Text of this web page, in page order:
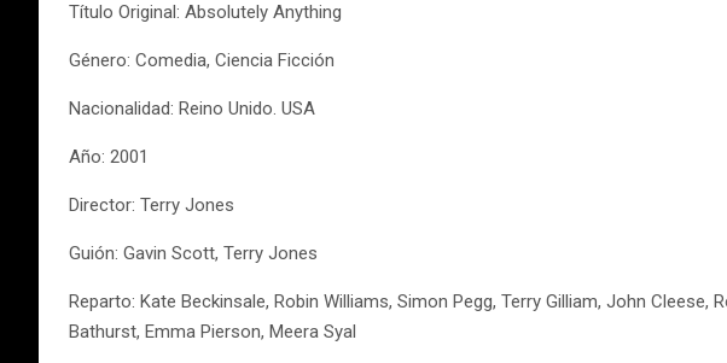
Título Original: Absolutely Anything
Género: Comedia, Ciencia Ficción
Nacionalidad: Reino Unido. USA
Año: 2001
Director: Terry Jones
Guión: Gavin Scott, Terry Jones
Reparto: Kate Beckinsale, Robin Williams, Simon Pegg, Terry Gilliam, John Cleese,
Bathurst, Emma Pierson, Meera Syal